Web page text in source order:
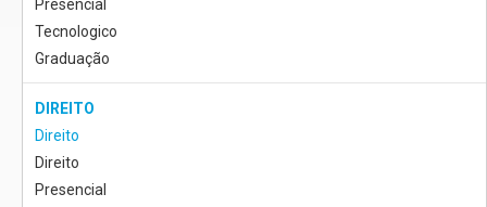
Presencial
Tecnologico
Graduação
DIREITO
Direito
Direito
Presencial